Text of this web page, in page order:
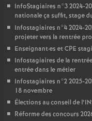
InfoStagiaires n°3 2024-
nationale ça suffit, stage
Infostagiaires n°4 2024-
projeter vers la rentrée
Enseignant·es etCPE
Infostagiaires de la
entrée dans le métier
Infostagiaires n°2 2025-
18 novembre
Élections au conseil de l’
Réforme des concours